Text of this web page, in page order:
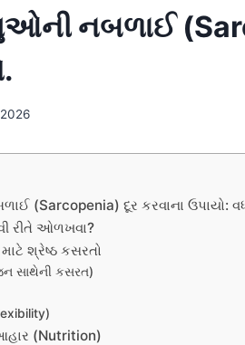
નબળાઈ
(Sarcopenia) દૂર કરવાના ઉપાયો:
રીતે ઓળખવા?
શ્રેષ્ઠ કસરતો
સાથેની કસરત)
(Nutrition)